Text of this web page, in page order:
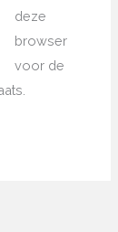
deze
browser
voor de